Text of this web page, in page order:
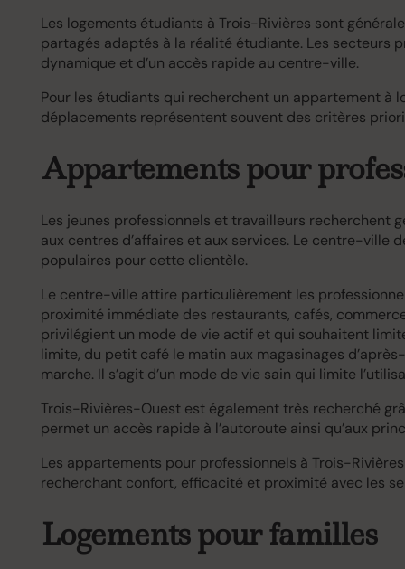
Les logements étudiants à Trois-Rivières sont
partagés adaptés à la réalité étudiante. Les secteurs
dynamique et d’un accès rapide au centre-ville.
Pour les étudiants qui recherchent un appartement à
déplacements représentent souvent des critères
Appartements pour
Les jeunes professionnels et travailleurs recherchent
aux centres d’affaires et aux services. Le centre-
populaires pour cette clientèle.
Le centre-ville attire particulièrement les
proximité immédiate des restaurants, cafés,
privilégient un mode de vie actif et qui souhaitent
limite, du petit café le matin aux magasinages
marche. Il s’agit d’un mode de vie sain qui limite
Trois-Rivières-Ouest est également très recherché
permet un accès rapide à l’autoroute ainsi qu’aux
Les appartements pour professionnels à Trois-
recherchant confort, efficacité et proximité avec les
Logements pour familles